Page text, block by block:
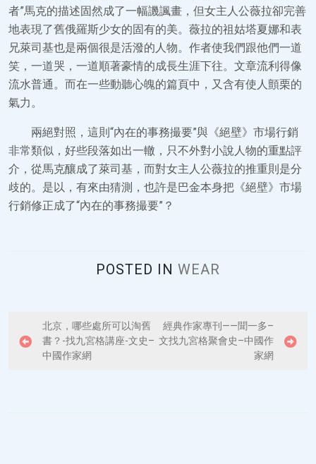
者”馬克的描述固然成了一幅譏諷畫，但女主人公薇拉卻完善
地表現了舊俄羅斯少女的固有的美。薇拉的祖姑塔夏娜和表
兄萊司基也是兩個很是活潑的人物。作者使我們跟他們一道
笑，一道哭，一道順著豪情的成長生涯下往。文章流利得像
流水普通。而在一些動聽心魄的篇頁中，又含有使人顫栗的
氣力。
兩絕對照，這則“內在的事務撮要”與《絕壁》市場行銷
非常類似，好些段落如出一轍，只不外對小說人物的重點評
介，從馬克釀成了萊司基，而對女主人公薇拉的推重則是分
歧的。是以，有來由猜測，也許是巴金本身把《絕壁》市場
行銷修正成了“內在的事務撮要”？
POSTED IN WEAR
o
北京，哪些處所可以淘舊
書？-找九宮格講座-文史–
中國作家網
經典作家專刊——聞一多–
文找九宮格聚會史–中國作
家網